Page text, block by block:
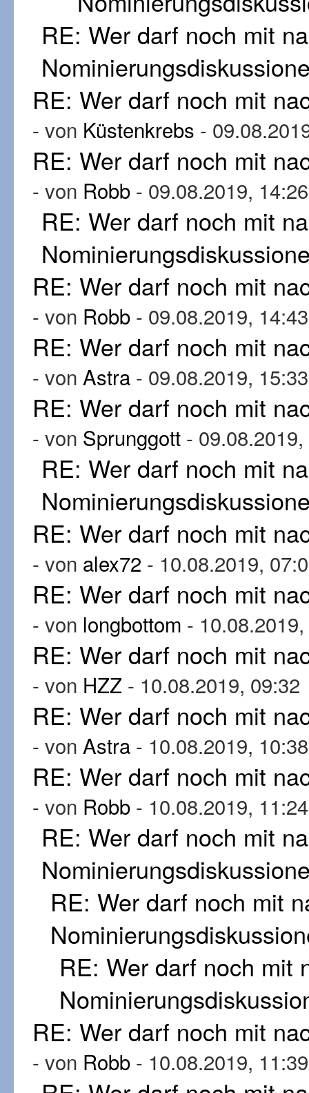
RE: Wer darf noch mit
RE: Wer darf noch mit
- von Küstenkrebs -
RE: Wer darf noch mit
- von Robb - 09.08.2019, 14:26
RE: Wer darf noch mit
RE: Wer darf noch mit
- von Robb - 09.08.2019, 14:43
RE: Wer darf noch mit
- von Astra - 09.08.2019, 15:33
RE: Wer darf noch mit
- von Sprunggott -
RE: Wer darf noch mit
RE: Wer darf noch mit
- von alex72 - 10.08.2019,
RE: Wer darf noch mit
- von longbottom -
RE: Wer darf noch mit
- von HZZ - 10.08.2019, 09:32
RE: Wer darf noch mit
- von Astra - 10.08.2019, 10:38
RE: Wer darf noch mit
- von Robb - 10.08.2019, 11:24
RE: Wer darf noch mit
RE: Wer darf noch mit
RE: Wer darf noch mit
RE: Wer darf noch mit
- von Robb - 10.08.2019, 11:39